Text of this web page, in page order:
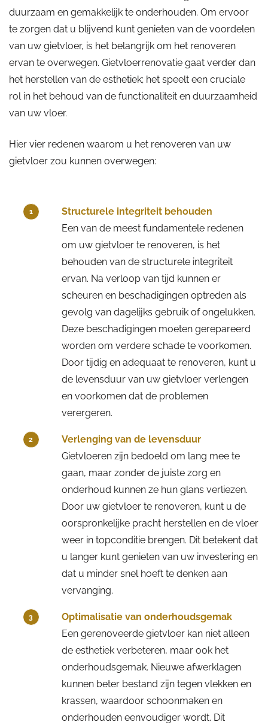
duurzaam en gemakkelijk te onderhouden. Om ervoor
te zorgen dat u blijvend kunt genieten van de voordelen
van uw gietvloer, is het belangrijk om het renoveren
ervan te overwegen. Gietvloerrenovatie gaat verder dan
het herstellen van de esthetiek; het speelt een cruciale
rol in het behoud van de functionaliteit en duurzaamheid
van uw vloer.
Hier vier redenen waarom u het renoveren van uw
gietvloer zou kunnen overwegen:
1
Structurele integriteit behouden
Een van de meest fundamentele redenen
om uw gietvloer te renoveren, is het
behouden van de structurele integriteit
ervan. Na verloop van tijd kunnen er
scheuren en beschadigingen optreden als
gevolg van dagelijks gebruik of ongelukken.
Deze beschadigingen moeten gerepareerd
worden om verdere schade te voorkomen.
Door tijdig en adequaat te renoveren, kunt u
de levensduur van uw gietvloer verlengen
en voorkomen dat de problemen
verergeren.
2
Verlenging van de levensduur
Gietvloeren zijn bedoeld om lang mee te
gaan, maar zonder de juiste zorg en
onderhoud kunnen ze hun glans verliezen.
Door uw gietvloer te renoveren, kunt u de
oorspronkelijke pracht herstellen en de vloer
weer in topconditie brengen. Dit betekent dat
u langer kunt genieten van uw investering en
dat u minder snel hoeft te denken aan
vervanging.
3
Optimalisatie van onderhoudsgemak
Een gerenoveerde gietvloer kan niet alleen
de esthetiek verbeteren, maar ook het
onderhoudsgemak. Nieuwe afwerklagen
kunnen beter bestand zijn tegen vlekken en
krassen, waardoor schoonmaken en
onderhouden eenvoudiger wordt. Dit